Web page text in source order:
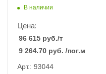
В наличии
Цена:
96 615 руб./т
9 264.70 руб. /пог.м
Арт.: 93044